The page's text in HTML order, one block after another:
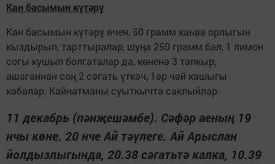
Кан басымын күтәрү
Кан басымын күтәрү өчен, 50 грамм каһвә орлыгын
кыздырып, тарттыралар, шуңа 250 грамм бал, 1 лимон
согы кушып болгаталар да, көненә 3 тапкыр,
ашаганнан соң 2 сәгать үткәч, 1әр чәй кашыгы
кабалар. Кайнатманы суыткычта саклыйлар.
11 декабрь (пәнҗешәмбе). Сәфәр аеның 19
нчы көне. 20 нче Ай тәүлеге. Ай Арыслан
йолдызлыгында, 20.38 сәгатьтә калка, 10.39